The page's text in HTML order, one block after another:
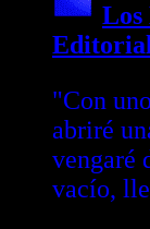
Los
"Con
abriré
vengaré
vacío,